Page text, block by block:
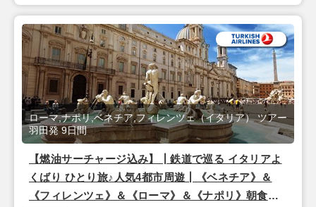
【燃油サーチャージ込み】┃鉄道で巡る イタリアよ
くばり ひとり旅♪人気4都市周遊┃《ベネチア》＆
《フィレンツェ》＆《ローマ》＆《ナポリ》朝食付
ローマ,ナポリ,ベネチア,フィレンツェ（イタリア） ツアー
羽田発 9日間